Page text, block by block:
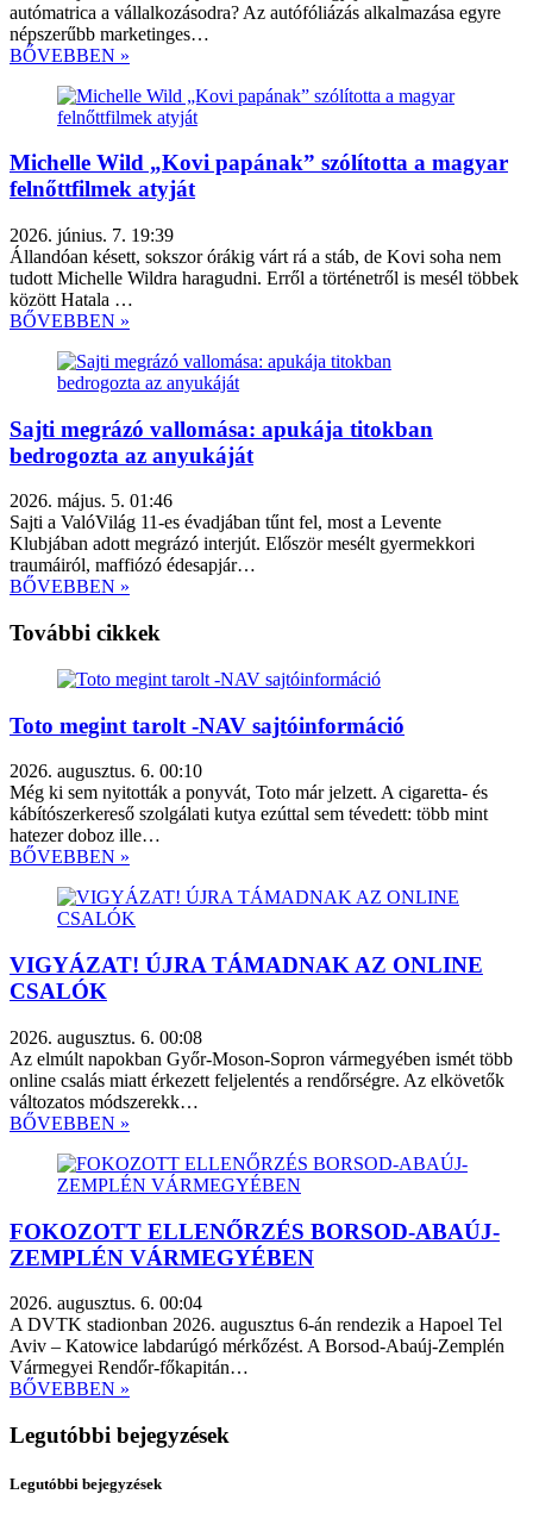
autómatrica a vállalkozásodra? Az autófóliázás alkalmazása egyre
népszerűbb marketinges…
BŐVEBBEN »
Michelle Wild „Kovi papának” szólította a magyar
felnőttfilmek atyját
2026. június. 7. 19:39
Állandóan késett, sokszor órákig várt rá a stáb, de Kovi soha nem
tudott Michelle Wildra haragudni. Erről a történetről is mesél többek
között Hatala …
BŐVEBBEN »
Sajti megrázó vallomása: apukája titokban
bedrogozta az anyukáját
2026. május. 5. 01:46
Sajti a ValóVilág 11-es évadjában tűnt fel, most a Levente
Klubjában adott megrázó interjút. Először mesélt gyermekkori
traumáiról, maffiózó édesapjár…
BŐVEBBEN »
További cikkek
Toto megint tarolt -NAV sajtóinformáció
2026. augusztus. 6. 00:10
Még ki sem nyitották a ponyvát, Toto már jelzett. A cigaretta- és
kábítószerkereső szolgálati kutya ezúttal sem tévedett: több mint
hatezer doboz ille…
BŐVEBBEN »
VIGYÁZAT! ÚJRA TÁMADNAK AZ ONLINE
CSALÓK
2026. augusztus. 6. 00:08
Az elmúlt napokban Győr-Moson-Sopron vármegyében ismét több
online csalás miatt érkezett feljelentés a rendőrségre. Az elkövetők
változatos módszerekk…
BŐVEBBEN »
FOKOZOTT ELLENŐRZÉS BORSOD-ABAÚJ-
ZEMPLÉN VÁRMEGYÉBEN
2026. augusztus. 6. 00:04
A DVTK stadionban 2026. augusztus 6-án rendezik a Hapoel Tel
Aviv – Katowice labdarúgó mérkőzést. A Borsod-Abaúj-Zemplén
Vármegyei Rendőr-főkapitán…
BŐVEBBEN »
Legutóbbi bejegyzések
Legutóbbi bejegyzések